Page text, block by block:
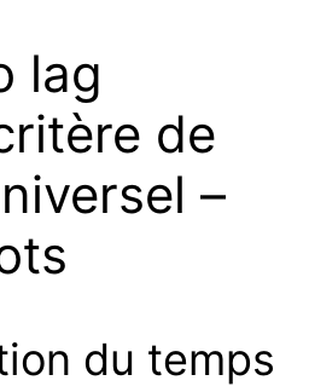
lag
de
–
du temps